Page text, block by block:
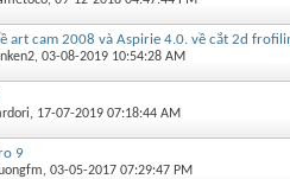
art cam 2008 và Aspirie 4.0. về cắt 2d
‎, 03-08-2019 10:54:28 AM
‎, 17-07-2019 07:18:44 AM
9
‎, 03-05-2017 07:29:47 PM